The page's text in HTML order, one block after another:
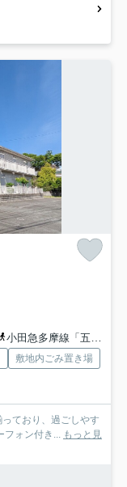
小田急多摩線「五月台」駅 徒歩20分
敷地内ごみ置き場
ており、過ごしやす
フォン付き... もっと見